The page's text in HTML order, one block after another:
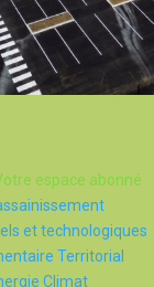
espace abonné
et technologiques
Territorial
Climat